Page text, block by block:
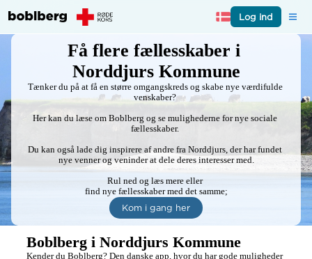
Log ind
Få flere fællesskaber i
Norddjurs Kommune
Tænker du på at få en større omgangskreds og skabe nye værdifulde
venskaber?
Her kan du læse om Boblberg og se mulighederne for nye sociale
fællesskaber.
Du kan også lade dig inspirere af andre fra Norddjurs, der har fundet
nye venner og veninder at dele deres interesser med.
Rul ned og læs mere eller
find nye fællesskaber med det samme;
Kom i gang her
Boblberg i Norddjurs Kommune
Kender du Boblberg? Den danske app, hvor du har gode muligheder